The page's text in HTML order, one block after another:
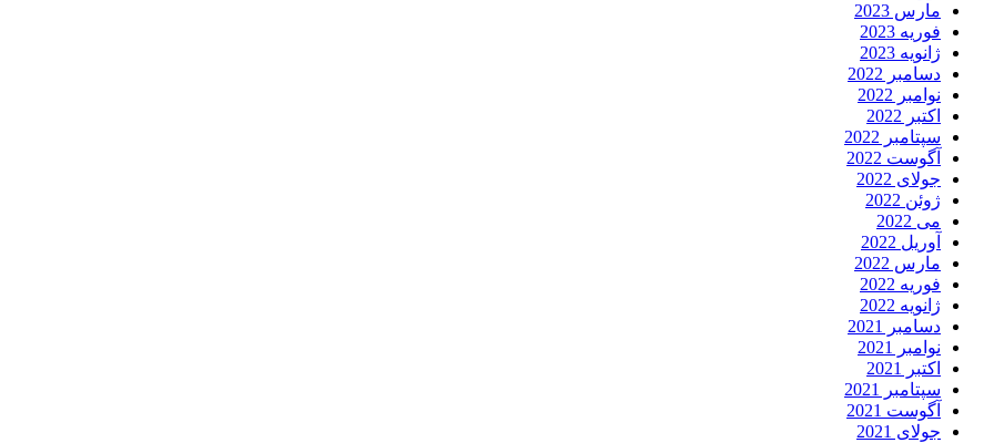
مارس 2023
فوریه 2023
ژانویه 2023
دسامبر 2022
نوامبر 2022
اکتبر 2022
سپتامبر 2022
آگوست 2022
جولای 2022
ژوئن 2022
می 2022
آوریل 2022
مارس 2022
فوریه 2022
ژانویه 2022
دسامبر 2021
نوامبر 2021
اکتبر 2021
سپتامبر 2021
آگوست 2021
جولای 2021